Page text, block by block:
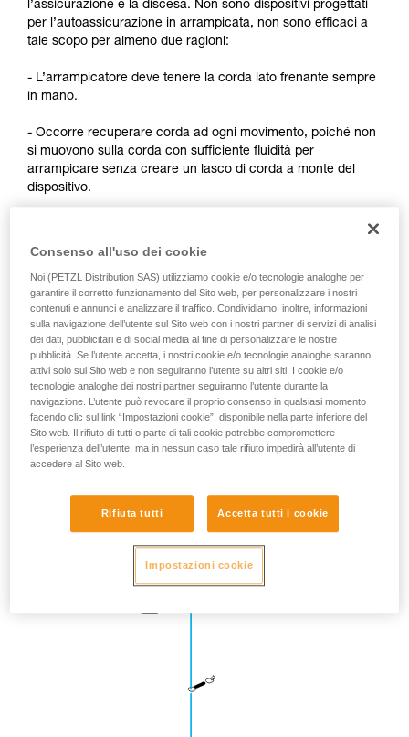
informazioni dell’istruzione tecnica per poter
capire queste ulteriori informazioni.
La padronanza di queste tecniche richiede una
Verificate con un professionista la vostra
Forniamo esempi di tecniche relative alla vostra
attività. Ne possono esistere altre che non
vengono qui descritte.
l’assicurazione e la discesa. Non sono dispositivi progettati
per l’autoassicurazione in arrampicata, non sono efficaci a
tale scopo per almeno due ragioni:
- L’arrampicatore deve tenere la corda lato frenante sempre
in mano.
- Occorre recuperare corda ad ogni movimento, poiché non
si muovono sulla corda con sufficiente fluidità per
arrampicare senza creare un lasco di corda a monte del
dispositivo.
- Per l’autoassicurazione in arrampicata su corda fissa, fare
riferimento alle soluzioni sviluppate nel consiglio tecnico
Autoassicurazione sul sito Petzl.com.
- Per l’autoassicurazione da primo, esistono tecniche che
richiedono una modifica del dispositivo per migliorare lo
scorrimento della corda. Petzl non autorizza questo utilizzo.
È opportuno ricordare che qualsiasi modifica di un DPI è
proibita al di fuori degli stabilimenti Petzl.
Consenso all'uso dei cookie
Noi (PETZL Distribution SAS) utilizziamo cookie e/o tecnologie analoghe per
garantire il corretto funzionamento del Sito web, per personalizzare i nostri
contenuti e annunci e analizzare il traffico. Condividiamo, inoltre, informazioni
sulla navigazione dell’utente sul Sito web con i nostri partner di servizi di analisi
dei dati, pubblicitari e di social media al fine di personalizzare le nostre
pubblicità. Se l’utente accetta, i nostri cookie e/o tecnologie analoghe saranno
attivi solo sul Sito web e non seguiranno l’utente su altri siti. I cookie e/o
tecnologie analoghe dei nostri partner seguiranno l’utente durante la
navigazione. L’utente può revocare il proprio consenso in qualsiasi momento
facendo clic sul link “Impostazioni cookie”, disponibile nella parte inferiore del
Sito web. Il rifiuto di tutti o parte di tali cookie potrebbe compromettere
l’esperienza dell’utente, ma in nessun caso tale rifiuto impedirà all’utente di
accedere al Sito web.
Rifiuta tutti Accetta tutti i cookie
Impostazioni cookie